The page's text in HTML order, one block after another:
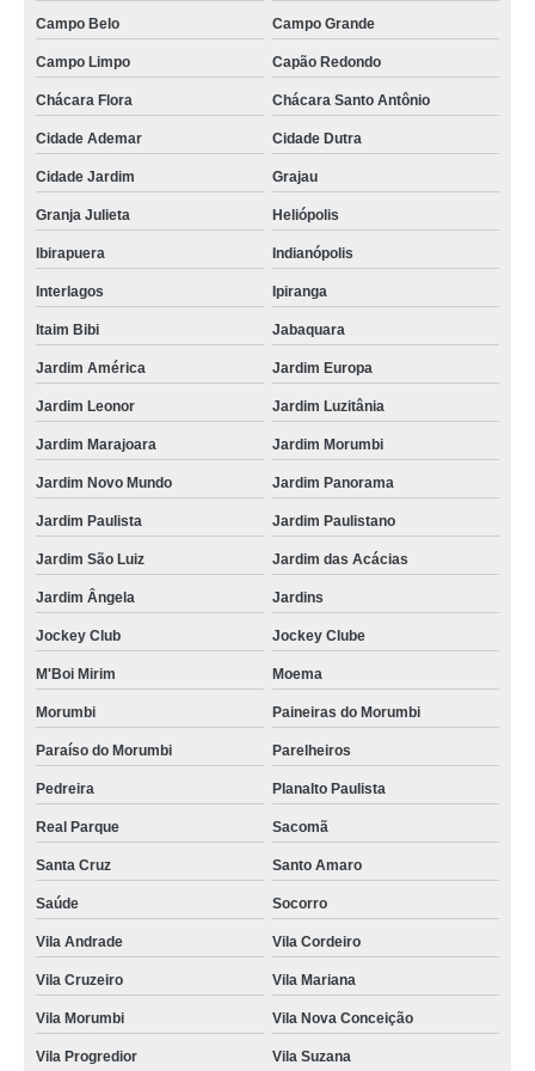
rack mini data center orçamento Centro de São Paulo
preço de mini data center rack Itapecerica da Serra
preço de rack mini data center Freguesia
mini data center servidor Tatuapé
mini data center Grajaú
preço de mini data center mdc Ribeirão Pires
comprar mdc mini data center Glória
preço de mini rack servidor data center Barueri
mdc mini data center orçamento Guararema
mini data center mdc valor Centro do Rio de Janeiro
preço de mini data center para redes e ti São Conrado
mini data center valor Vila Kosmos
mini rack servidor data center orçamento Engenho de Dentro
comprar mini data center servidor Freguesia
preço de mini rack servidor data center Vaz Lobo
mini data center rack orçamento Perdizes
mini data center valor Vila Marisa Mazzei
preço de mini data center Rio Claro
comprar mini data center rack Ribeirão Pires
comprar mini data center mdc Vila da Penha
comprar mini data center Vila Buarque
mini data center para ti orçamento Vila Curuçá
comprar rack mini data center Franco da Rocha
mini data center mdc Mendonça
Campo Belo Campo Grande
Campo Limpo Capão Redondo
Chácara Flora Chácara Santo Antônio
Cidade Ademar Cidade Dutra
Cidade Jardim Grajau
Granja Julieta Heliópolis
Ibirapuera Indianópolis
Interlagos Ipiranga
Itaim Bibi Jabaquara
Jardim América Jardim Europa
Jardim Leonor Jardim Luzitânia
Jardim Marajoara Jardim Morumbi
Jardim Novo Mundo Jardim Panorama
Jardim Paulista Jardim Paulistano
Jardim São Luiz Jardim das Acácias
Jardim Ângela Jardins
Jockey Club Jockey Clube
M'Boi Mirim Moema
Morumbi Paineiras do Morumbi
Paraíso do Morumbi Parelheiros
Pedreira Planalto Paulista
Real Parque Sacomã
Santa Cruz Santo Amaro
Saúde Socorro
Vila Andrade Vila Cordeiro
Vila Cruzeiro Vila Mariana
Vila Morumbi Vila Nova Conceição
Vila Progredior Vila Suzana